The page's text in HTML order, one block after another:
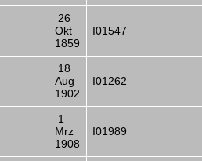
26
Okt
1859
I01547
18
Aug
1902
I01262
1
Mrz
1908
I01989